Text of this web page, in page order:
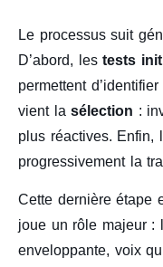
Le processus suit
D’abord, lestests
permettent
vient lasélection :
plus réactives. Enfin,
progressivement la
Cette dernière étape
joue un rôle majeur :
enveloppante, voix